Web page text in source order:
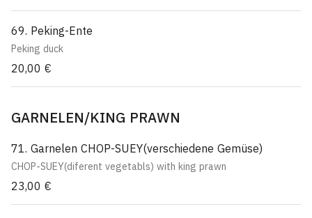
69. Peking-Ente
Peking duck
20,00 €
GARNELEN/KING PRAWN
71. Garnelen CHOP-SUEY(verschiedene Gemüse)
CHOP-SUEY(diferent vegetabls) with king prawn
23,00 €